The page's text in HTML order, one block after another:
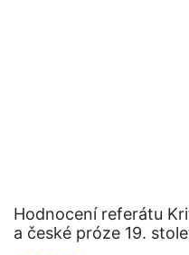
Hodnocení referátu
a české próze 19.